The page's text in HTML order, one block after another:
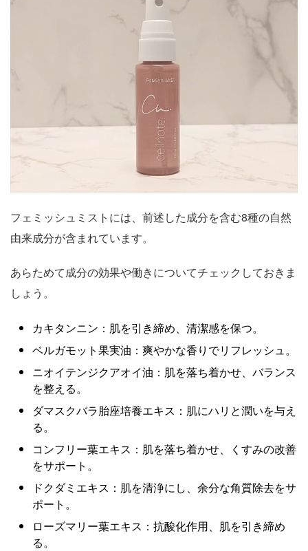
フェミッシュミストには、前述した成分を含む8種の自然
由来成分が含まれています。
あらためて成分の効果や働きについてチェックしておきま
しょう。
カキタンニン：肌を引き締め、清潔感を保つ。
ベルガモット果実油：爽やかな香りでリフレッシュ。
ニオイテンジクアオイ油：肌を落ち着かせ、バランス
を整える。
ダマスクバラ胎座培養エキス：肌にハリと潤いを与え
る。
コンフリー葉エキス：肌を落ち着かせ、くすみの改善
をサポート。
ドクダミエキス：肌を清浄にし、余分な角質除去をサ
ポート。
ローズマリー葉エキス：抗酸化作用、肌を引き締め
る。